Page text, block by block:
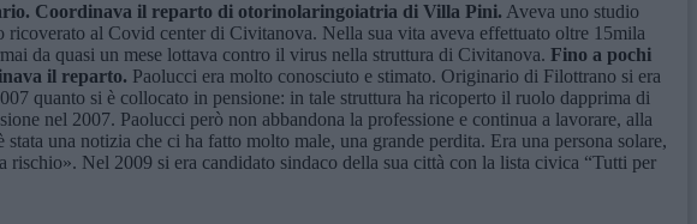
Coordinava il reparto di otorinolaringoiatria di Villa Pini. Aveva uno studio
al Covid center di Civitanova. Nella sua vita aveva effettuato oltre 15mila
da quasi un mese lottava contro il virus nella struttura di Civitanova. Fino a pochi
il reparto. Paolucci era molto conosciuto e stimato. Originario di Filottrano si era
quanto si è collocato in pensione: in tale struttura ha ricoperto il ruolo dapprima di
nel 2007. Paolucci però non abbandona la professione e continua a lavorare, alla
una notizia che ci ha fatto molto male, una grande perdita. Era una persona solare,
Nel 2009 si era candidato sindaco della sua città con la lista civica “Tutti per